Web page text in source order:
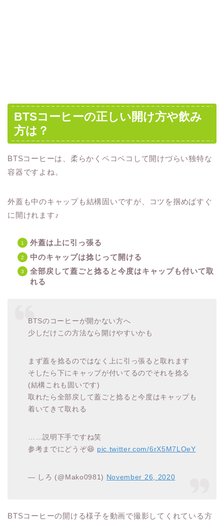
BTSコーヒーの正しい開け方や飲み
方は？
BTSコーヒーは、柔らかくペコペコして開けづらい独特な
容器ですよね。
外蓋も中のキャップも結構固いですが、コツを掴めばすぐ
に開けれます♪
外蓋は上に引っ張る
中のキャップは捻じって開ける
全部戻して蓋ごと捻ると今度はキャップも付いて取
れる
BTSのコーヒーが開かない方へ
少しだけこの方法なら開けやすいかも
まず蓋を捻るのではなく上に引っ張ると取れます
そしたら下にキャップが付いてるのでそれを捻る
(結構これも固いです)
取れたら全部戻して蓋ごと捻ると今度はキャップも
着いてきて取れる
……説明下手ですね笑
参考までにどうぞ😆 pic.twitter.com/6rX5M7LOeY
— しろ (@Mako0981) November 26, 2020
BTSコーヒーの開ける様子を動画で撮影してくれている方